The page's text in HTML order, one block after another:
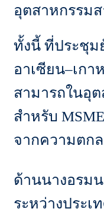
อุตสาหกรรม
ทั้งนี้ ที่ประชุม
อาเซียน–เกา
สามารถในอุ
สำหรับ
จากความตก
ด้านนางอรม
ระหว่างประเ